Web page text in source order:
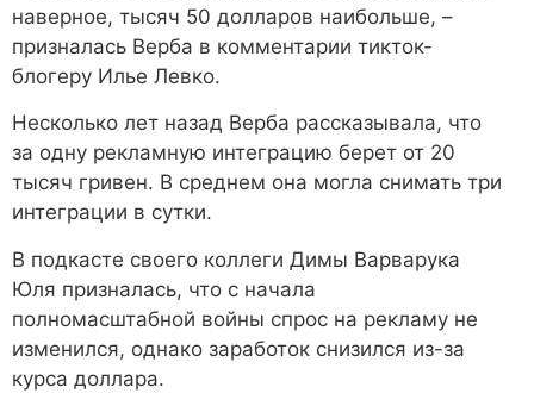
наверное, тысяч 50 долларов наибольше, –
призналась Верба в комментарии тикток-
блогеру Илье Левко.
Несколько лет назад Верба рассказывала, что
за одну рекламную интеграцию берет от 20
тысяч гривен. В среднем она могла снимать три
интеграции в сутки.
В подкасте своего коллеги Димы Варварука
Юля призналась, что с начала
полномасштабной войны спрос на рекламу не
изменился, однако заработок снизился из-за
курса доллара.